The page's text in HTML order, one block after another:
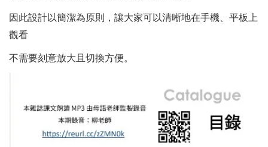
因此設計以簡潔為原則，讓大家可以清晰地在手機、平板上
觀看
不需要刻意放大且切換方便。